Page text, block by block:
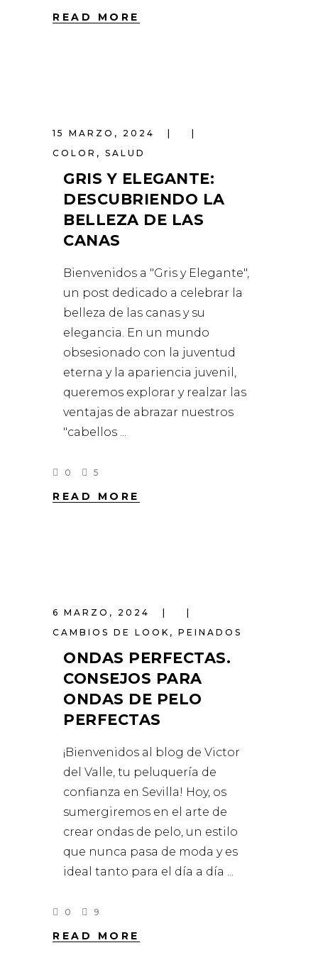
READ MORE
15 MARZO, 2024
COLOR , SALUD
GRIS Y ELEGANTE:
DESCUBRIENDO LA
BELLEZA DE LAS
CANAS
Bienvenidos a "Gris y Elegante",
un post dedicado a celebrar la
belleza de las canas y su
elegancia. En un mundo
obsesionado con la juventud
eterna y la apariencia juvenil,
queremos explorar y realzar las
ventajas de abrazar nuestros
"cabellos
0 5
READ MORE
6 MARZO, 2024
CAMBIOS DE LOOK , PEINADOS
ONDAS PERFECTAS.
CONSEJOS PARA
ONDAS DE PELO
PERFECTAS
¡Bienvenidos al blog de Victor
del Valle, tu peluquería de
confianza en Sevilla! Hoy, os
sumergiremos en el arte de
crear ondas de pelo, un estilo
que nunca pasa de moda y es
ideal tanto para el día a día
0 9
READ MORE